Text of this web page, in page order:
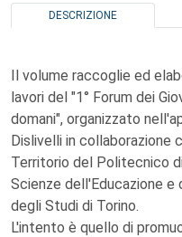
DESCRIZIONE
Il volume raccoglie ed
lavori del "1° Forum dei
domani", organizzato
Dislivelli in collaborazione
Territorio del Politecnico
Scienze dell'Educazione e
degli Studi di Torino.
L'intento è quello di